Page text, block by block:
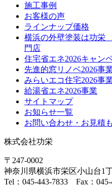
施工事例
お客様の声
ラインナップ価格
横浜の外壁塗装は功栄
門店
住宅省エネ2026キャン
先進的窓リノベ2026事
みらいエコ住宅2026事
給湯省エネ2026事業
サイトマップ
お知らせ一覧
お問い合わせ・お見積
株式会社功栄
〒247-0002
神奈川県横浜市栄区小山台1
Tel：045-443-7833 Fax：045-